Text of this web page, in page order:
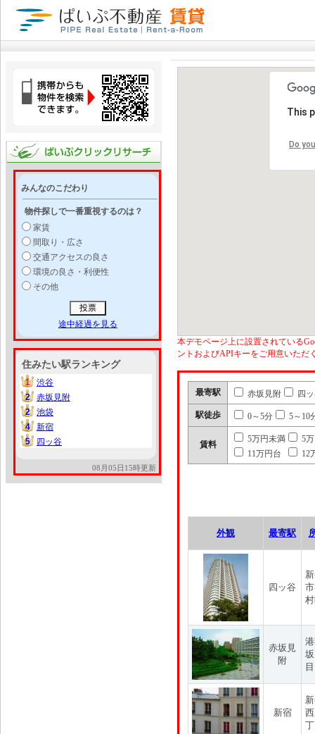
みんなのこだわり
物件探しで一番重視するのは？
家賃
間取り・広さ
交通アクセスの良さ
環境の良さ・利便性
その他
途中経過を見る
住みたい駅ランキング
1
1
渋谷
2
2
赤坂見附
2
2
池袋
4
4
新宿
5
5 四ッ谷
08月05日15時更新
This
Do
本デモページ上に設置されている
ントおよびAPIキーをご用意いただ
最寄駅 赤坂見附 四
駅徒歩 0～5分 5～10
賃料
5万円未満
5
11万円台
12
外観 最寄駅
四ッ谷
赤坂見
附
目
新宿